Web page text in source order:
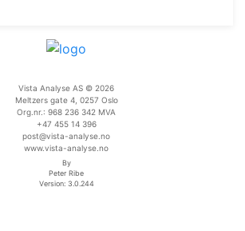
Vista Analyse AS © 2026
Meltzers gate 4, 0257 Oslo
Org.nr.: 968 236 342 MVA
+47 455 14 396
post@vista-analyse.no
www.vista-analyse.no
By
Peter Ribe
Version: 3.0.244